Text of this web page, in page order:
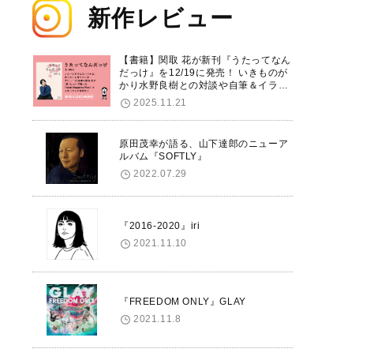
新作レビュー
【書籍】関取 花が新刊『うたってなん
だっけ』を12/19に発売！ いきものが
かり水野良樹との対談や自筆＆イラス
トで綴る自分史も掲載。さらに自身の
誕生日12/18に渋谷で出版記念イベン
トを開催！
2025.11.21
原田茂幸が語る、山下達郎のニューア
ルバム『SOFTLY』
2022.07.29
『2016-2020』iri
2021.11.10
『FREEDOM ONLY』GLAY
2021.11.8